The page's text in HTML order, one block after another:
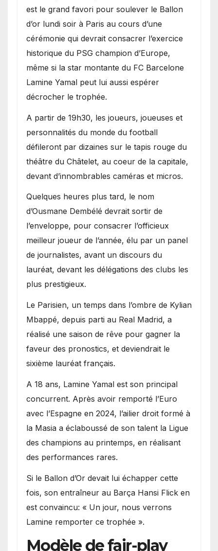
est le grand favori pour soulever le Ballon
d’or lundi soir à Paris au cours d’une
cérémonie qui devrait consacrer l’exercice
historique du PSG champion d’Europe,
même si la star montante du FC Barcelone
Lamine Yamal peut lui aussi espérer
décrocher le trophée.
A partir de 19h30, les joueurs, joueuses et
personnalités du monde du football
défileront par dizaines sur le tapis rouge du
théâtre du Châtelet, au coeur de la capitale,
devant d’innombrables caméras et micros.
Quelques heures plus tard, le nom
d’Ousmane Dembélé devrait sortir de
l’enveloppe, pour consacrer l’officieux
meilleur joueur de l’année, élu par un panel
de journalistes, avant un discours du
lauréat, devant les délégations des clubs les
plus prestigieux.
Le Parisien, un temps dans l’ombre de Kylian
Mbappé, depuis parti au Real Madrid, a
réalisé une saison de rêve pour gagner la
faveur des pronostics, et deviendrait le
sixième lauréat français.
A 18 ans, Lamine Yamal est son principal
concurrent. Après avoir remporté l’Euro
avec l’Espagne en 2024, l’ailier droit formé à
la Masia a éclaboussé de son talent la Ligue
des champions au printemps, en réalisant
des performances rares.
Si le Ballon d’Or devait lui échapper cette
fois, son entraîneur au Barça Hansi Flick en
est convaincu: « Un jour, nous verrons
Lamine remporter ce trophée ».
Modèle de fair-play